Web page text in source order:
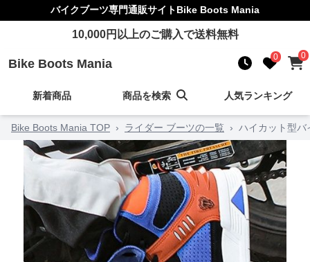
バイクブーツ専門通販サイトBike Boots Mania
10,000円以上のご購入で送料無料
Bike Boots Mania 0 0
新着商品 商品を検索 人気ランキング
Bike Boots Mania TOP › ライダー ブーツの一覧 › ハイカット型バ